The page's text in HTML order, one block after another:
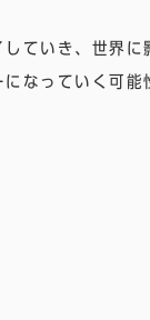
いき、世界
っていく可能